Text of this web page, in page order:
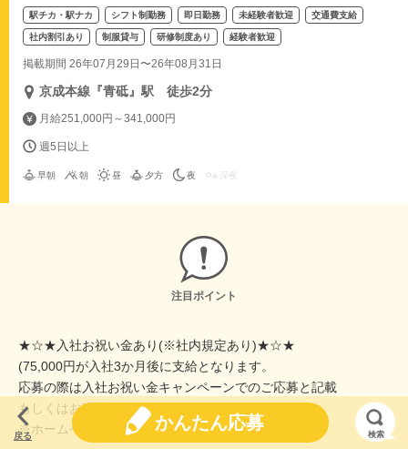
駅チカ・駅ナカ シフト制勤務 即日勤務 未経験者歓迎 交通費支給
社内割引あり 制服貸与 研修制度あり 経験者歓迎
掲載期間 26年07月29日〜26年08月31日
京成本線『青砥』駅 徒歩2分
月給251,000円～341,000円
週5日以上
早朝 朝 昼 夕方 夜 深夜
注目ポイント
★☆★入社お祝い金あり(※社内規定あり)★☆★
(75,000円が入社3か月後に支給となります。
応募の際は入社お祝い金キャンペーンでのご応募と記載
もしくはお声掛けください。）
※ホームページからの応募、中途採用の方が対象
戻る
かんたん応募
検索